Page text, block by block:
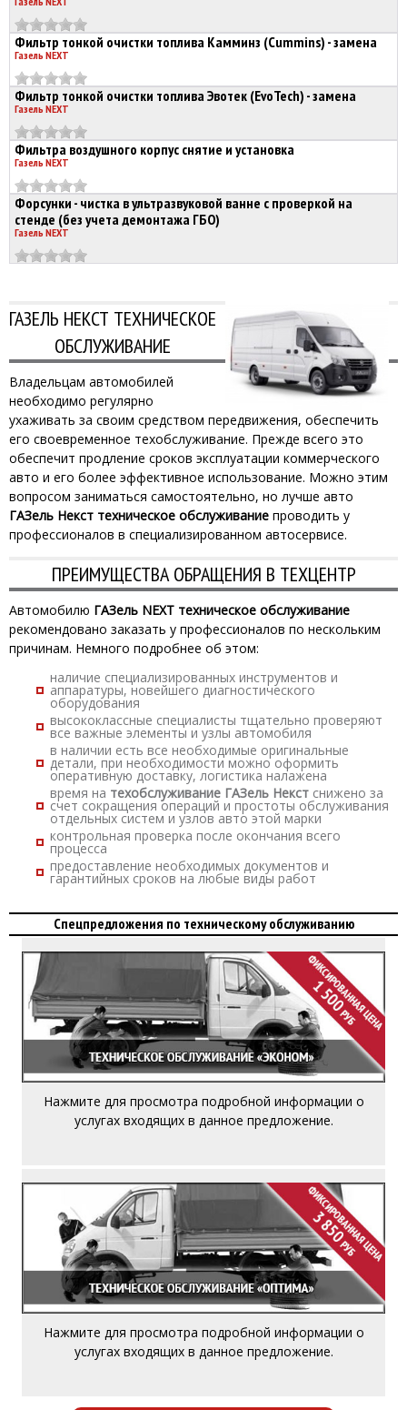
Фильтр тонкой очистки топлива Камминз (Cummins) - замена
Газель NEXT
Фильтр тонкой очистки топлива Эвотек (EvoTech) - замена
Газель NEXT
Фильтра воздушного корпус снятие и установка
Газель NEXT
Форсунки - чистка в ультразвуковой ванне с проверкой на
стенде (без учета демонтажа ГБО)
Газель NEXT
ГАЗЕЛЬ НЕКСТ ТЕХНИЧЕСКОЕ
ОБСЛУЖИВАНИЕ
Владельцам автомобилей
необходимо регулярно
ухаживать за своим средством передвижения, обеспечить
его своевременное техобслуживание. Прежде всего это
обеспечит продление сроков эксплуатации коммерческого
авто и его более эффективное использование. Можно этим
вопросом заниматься самостоятельно, но лучше авто
ГАЗель Некст техническое обслуживание проводить у
профессионалов в специализированном автосервисе.
ПРЕИМУЩЕСТВА ОБРАЩЕНИЯ В ТЕХЦЕНТР
Автомобилю ГАЗель NEXT техническое обслуживание
рекомендовано заказать у профессионалов по нескольким
причинам. Немного подробнее об этом:
наличие специализированных инструментов и
аппаратуры, новейшего диагностического
оборудования
высококлассные специалисты тщательно проверяют
все важные элементы и узлы автомобиля
в наличии есть все необходимые оригинальные
детали, при необходимости можно оформить
оперативную доставку, логистика налажена
время на техобслуживание ГАЗель Некст снижено за
счет сокращения операций и простоты обслуживания
отдельных систем и узлов авто этой марки
контрольная проверка после окончания всего
процесса
предоставление необходимых документов и
гарантийных сроков на любые виды работ
Спецпредложения по техническому обслуживанию
Нажмите для просмотра подробной информации о
услугах входящих в данное предложение.
Замену масла моторного и масляного фильтра;
Замену воздушного фильтра и фильтра салона;
Диагностику подвески, рулевого управления и тормозной
(без снятия колес).
Нажмите для просмотра подробной информации о
услугах входящих в данное предложение.
Замену масла моторного и масляного фильтра;
Замену воздушного фильтра и фильтра салона;
Замену свечей зажигания (без необходимости снятия
Замену топливного фильтра (проходного);
Диагностику подвески, рулевого управления и тормозной
системы
(со снятием колес);
Диагностику течей технических жидкостей;
Диагностику резинотехнических изделий (ремни, кожухи,
пыльники);
Диагностику электрооборудования и освещения по кругу;
Обслуживание тормозных суппортов (при необходимости);
Прочие контрольно-диагностические работы по регламенту.